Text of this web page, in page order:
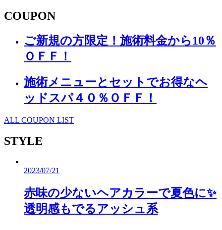
COUPON
ご新規の方限定！施術料金から10％
ＯＦＦ！
施術メニューとセットでお得なヘ
ッドスパ４０％ＯＦＦ！
ALL COUPON LIST
STYLE
2023/07/21
赤味の少ないヘアカラーで夏色に✨
透明感もでるアッシュ系